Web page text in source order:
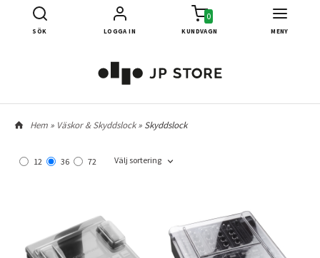
SÖK LOGGA IN
0
KUNDVAGN MENY
Hem » Väskor & Skyddslock» Skyddslock
12 36 72 Välj sortering